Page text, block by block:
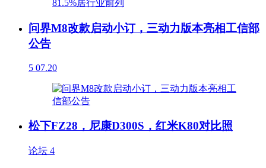
问界M8改款启动小订，三动力版本亮相工信部
公告
5 07.20
松下FZ28，尼康D300S，红米K80对比照
论坛 4